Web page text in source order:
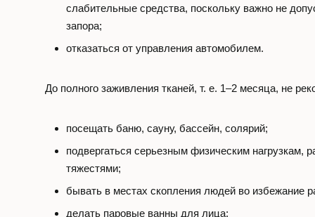
слабительные средства, поскольку важно не
запора;
отказаться от управления автомобилем.
До полного заживления тканей, т. е. 1–2 месяца, не
посещать баню, сауну, бассейн, солярий;
подвергаться серьезным физическим нагрузкам,
тяжестями;
бывать в местах скопления людей во избежание
делать паровые ванны для лица;